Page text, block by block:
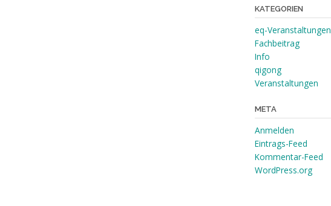
KATEGORIEN
eq-Veranstaltungen
Fachbeitrag
Info
qigong
Veranstaltungen
META
Anmelden
Eintrags-Feed
Kommentar-Feed
WordPress.org